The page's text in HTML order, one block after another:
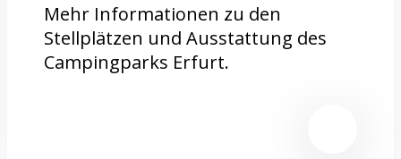
Mehr Informationen zu den
Stellplätzen und Ausstattung des
Campingparks Erfurt.